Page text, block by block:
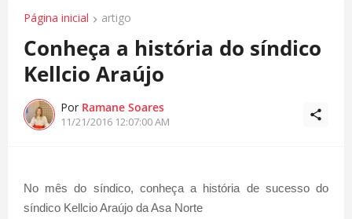
Página inicial artigo
Conheça a história do síndico
Kellcio Araújo
Por Ramane Soares
11/21/2016 12:07:00 AM
No mês do síndico, conheça a história de sucesso do
síndico Kellcio Araújo da Asa Norte